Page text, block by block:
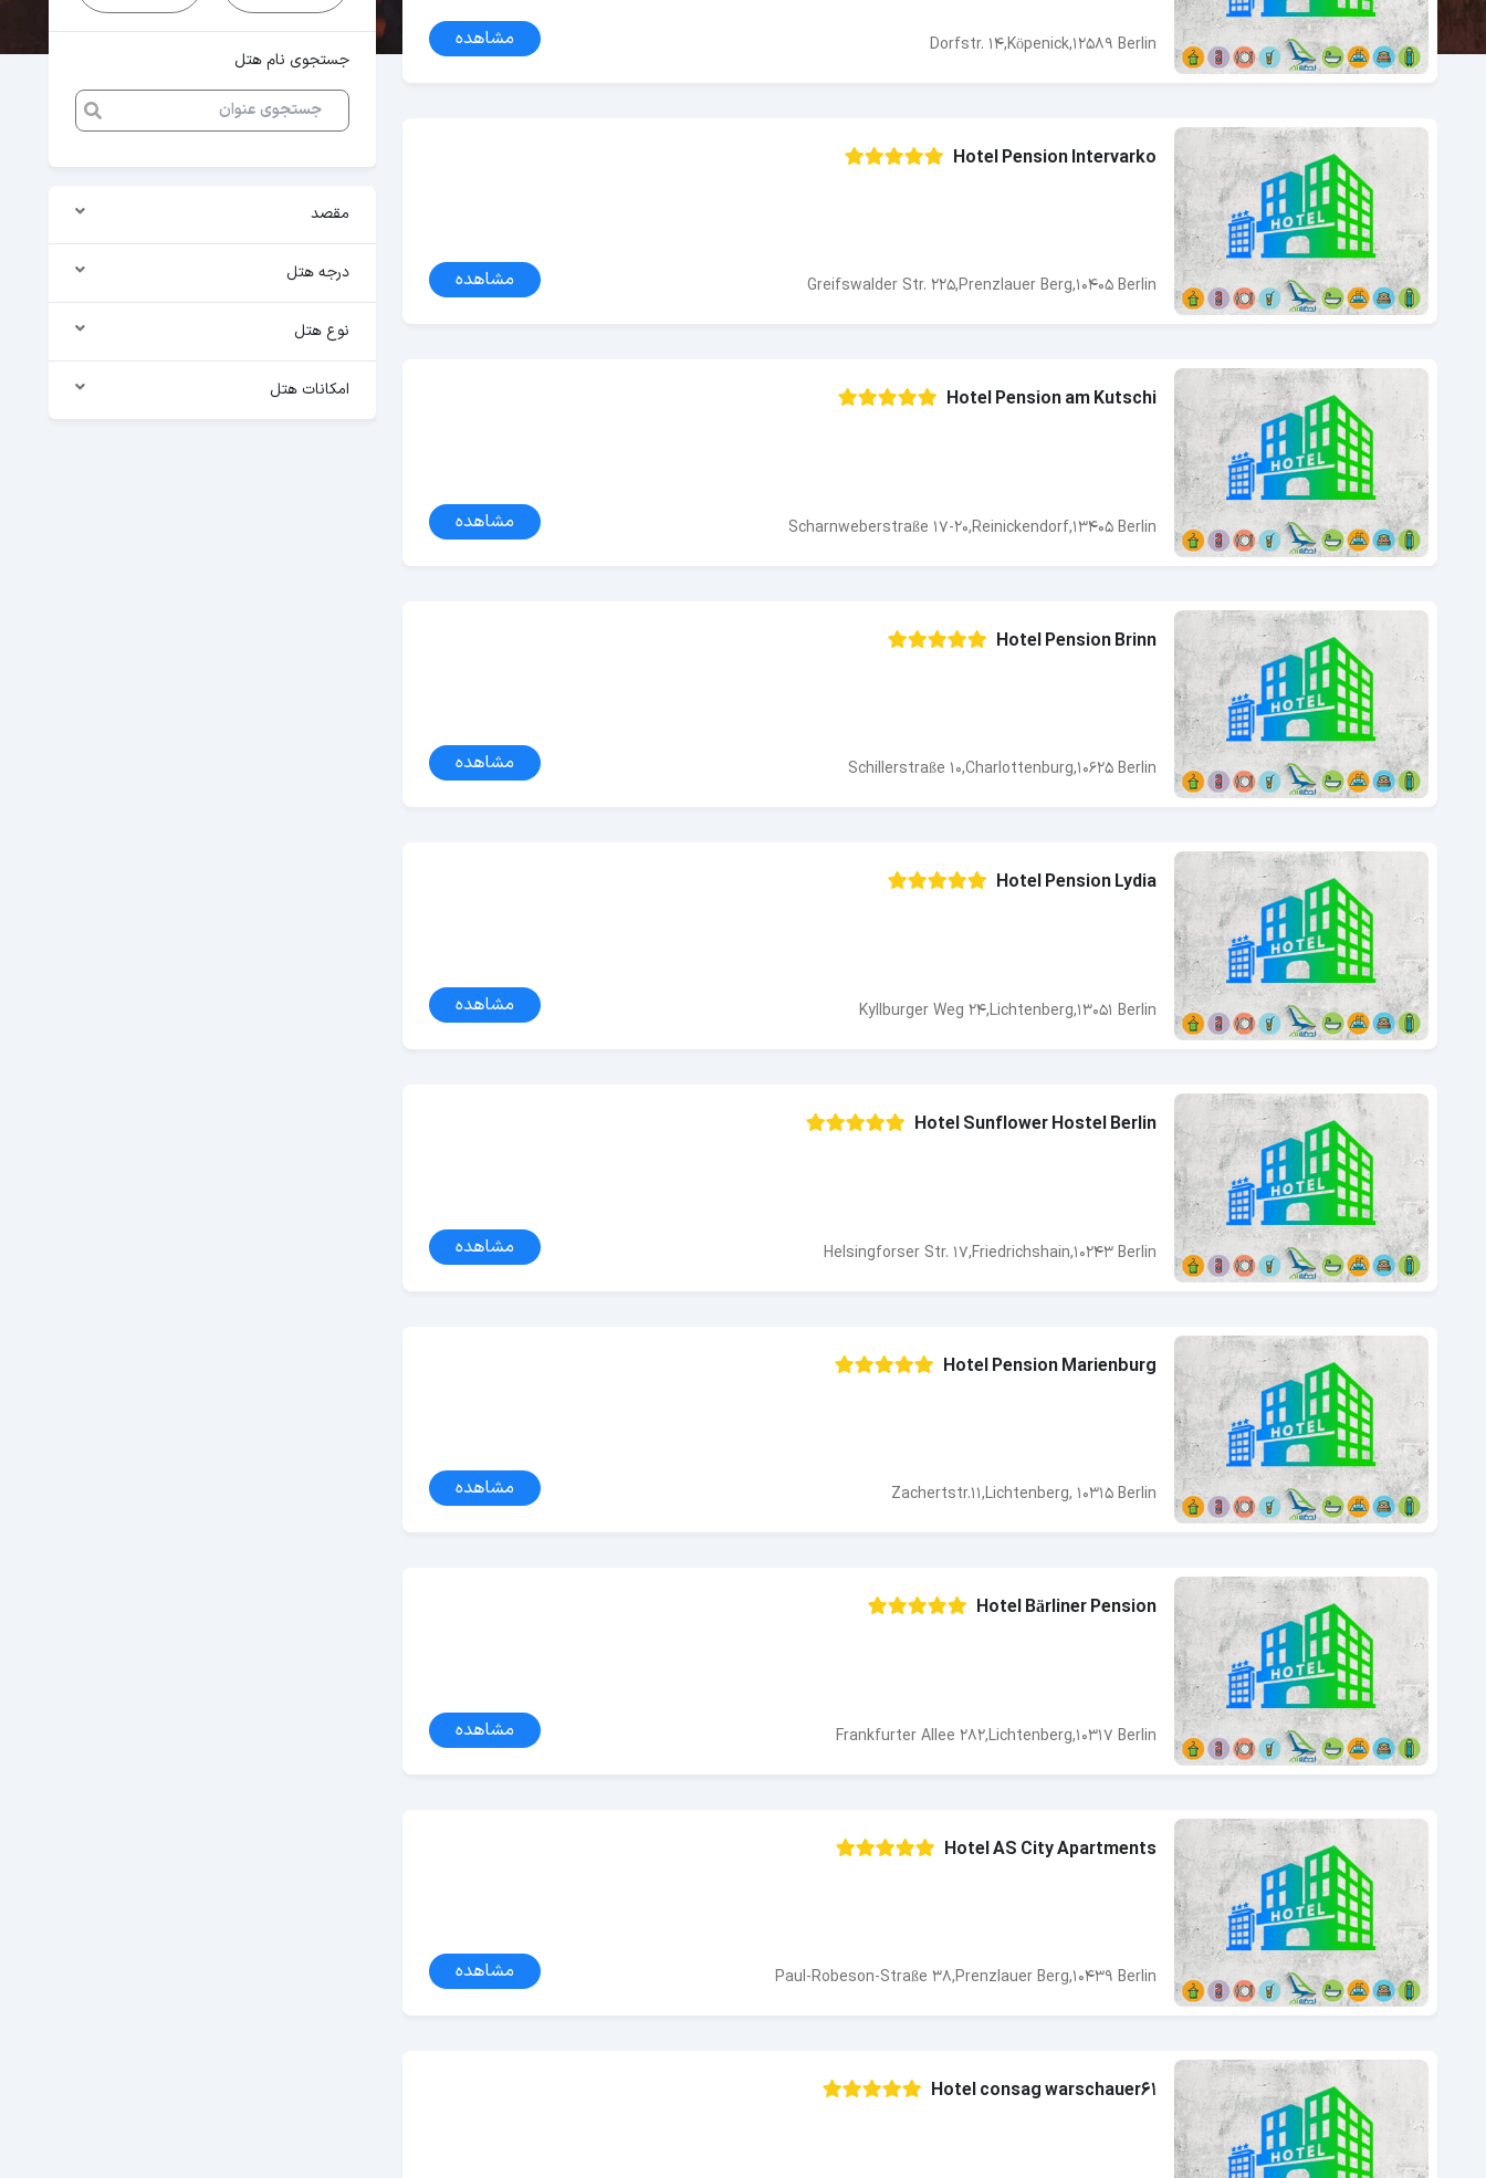
Dorfstr. 14,Köpenick,12589 Berlin مشاهده
Hotel Pension Intervarko
Greifswalder Str. 225,Prenzlauer Berg,10405 Berlin مشاهده
Hotel Pension am Kutschi
Scharnweberstraße 17-20,Reinickendorf,13405 Berlin مشاهده
Hotel Pension Brinn
Schillerstraße 10,Charlottenburg,10625 Berlin مشاهده
Hotel Pension Lydia
Kyllburger Weg 24,Lichtenberg,13051 Berlin مشاهده
Hotel Sunflower Hostel Berlin
Helsingforser Str. 17,Friedrichshain,10243 Berlin مشاهده
Hotel Pension Marienburg
Zachertstr.11,Lichtenberg, 10315 Berlin مشاهده
Hotel Bärliner Pension
Frankfurter Allee 282,Lichtenberg,10317 Berlin مشاهده
Hotel AS City Apartments
Paul-Robeson-Straße 38,Prenzlauer Berg,10439 Berlin مشاهده
Hotel consag warschauer61
جستجوی نام هتل
مقصد
درجه هتل
نوع هتل
امکانات هتل